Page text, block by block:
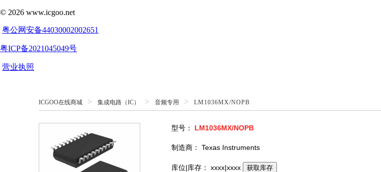
ICGOO在线商城 > 集成电路（IC） > 音频专用 > LM1036MX/NOPB
型号： LM1036MX/NOPB
制造商： Texas Instruments
库位|库存： xxxx|xxxx 获取库存